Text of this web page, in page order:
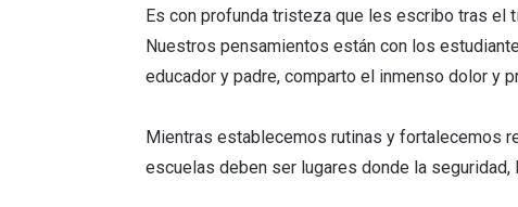
Es con profunda tristeza que les escribo tras el
Nuestros pensamientos están con los
educador y padre, comparto el inmenso dolor y
Mientras establecemos rutinas y fortalecemos
escuelas deben ser lugares donde la